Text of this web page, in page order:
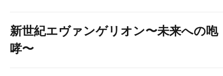
新世紀エヴァンゲリオン〜未来への咆
哮〜